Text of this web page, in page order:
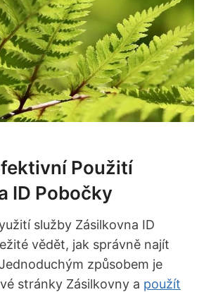
Použití
ID Pobočky
služby Zásilkovna ID
vědět, jak správně najít
způsobem je
stránky Zásilkovny a použít